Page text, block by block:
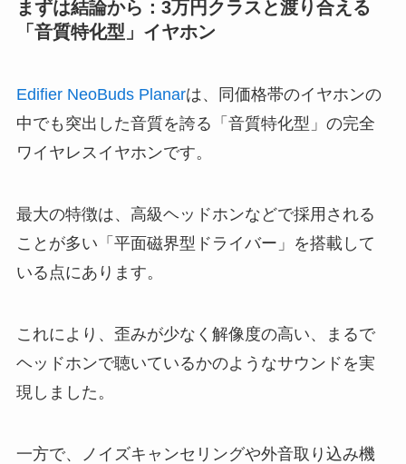
まずは結論から：3万円クラスと渡り合える
「音質特化型」イヤホン
Edifier NeoBuds Planarは、同価格帯のイヤホンの
中でも突出した音質を誇る「音質特化型」の完全
ワイヤレスイヤホンです。
最大の特徴は、高級ヘッドホンなどで採用される
ことが多い「平面磁界型ドライバー」を搭載して
いる点にあります。
これにより、歪みが少なく解像度の高い、まるで
ヘッドホンで聴いているかのようなサウンドを実
現しました。
一方で、ノイズキャンセリングや外音取り込み機